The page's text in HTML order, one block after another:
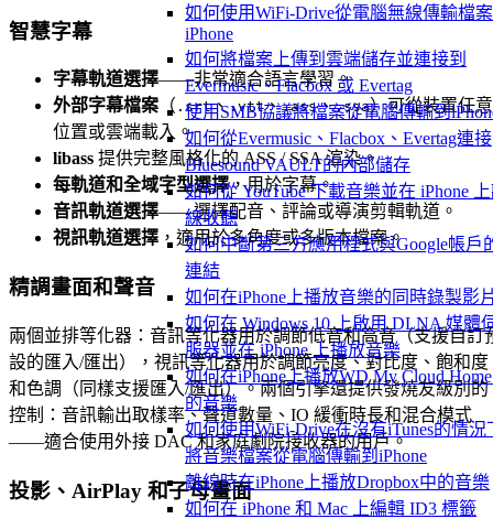
如何使用WiFi-Drive從電腦無線傳輸檔
iPhone
如何將檔案上傳到雲端儲存並連接到
Evermusic、Flacbox 或 Evertag
使用SMB協議將檔案從電腦傳輸到
如何從Evermusic、Flacbox、Evertag連接
Bluesound VAULT的內部儲存
如何從 YouTube 下載音樂並在 iPhone
線收聽
如何中斷第三方應用程式與Google帳戶
連結
如何在iPhone上播放音樂的同時錄製影
如何在 Windows 10 上啟用 DLNA 媒體
服器並在 iPhone 上播放音樂
如何在iPhone上播放WD My Cloud
的音樂
如何使用WiFi-Drive在沒有iTunes的情況
將音樂檔案從電腦傳輸到iPhone
離線時在iPhone上播放Dropbox中的音樂
如何在 iPhone 和 Mac 上編輯 ID3 標籤
智慧字幕
字幕軌道選擇——非常適合語言學習。
外部字幕檔案 （ .srt、.vtt、.ass、.ssa）可從裝置任意
位置或雲端載入。
libass 提供完整風格化的 ASS / SSA 渲染。
每軌道和全域字型選擇，用於字幕。
音訊軌道選擇——選擇配音、評論或導演剪輯軌道。
視訊軌道選擇 ，適用於多角度或多版本檔案。
精調畫面和聲音
兩個並排等化器：音訊等化器用於調節低音和高音（支援自訂
設的匯入/匯出），視訊等化器用於調節亮度、對比度、飽和度
和色調（同樣支援匯入/匯出）。兩個引擎還提供發燒友級別的
控制：音訊輸出取樣率、聲道數量、IO 緩衝時長和混合模式
——適合使用外接 DAC 和家庭劇院接收器的用戶。
投影、AirPlay 和子母畫面